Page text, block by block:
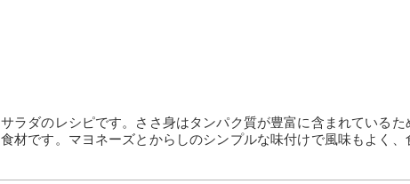
ラダのレシピです。ささ身はタンパク質が豊富に含まれているた
材です。マヨネーズとからしのシンプルな味付けで風味もよく、